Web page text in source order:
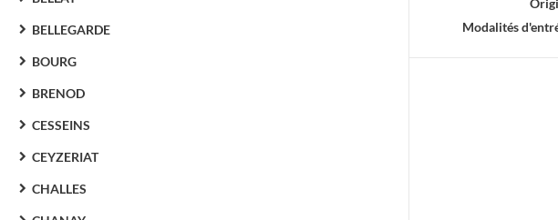
BELLEGARDE
BOURG
BRENOD
CESSEINS
CEYZERIAT
CHALLES
Modalités